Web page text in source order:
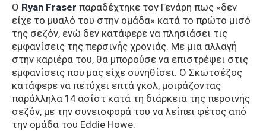
Ο Ryan Fraser παραδέχτηκε τον Γενάρη πως «δεν
είχε το μυαλό του στην ομάδα» κατά το πρώτο μισό
της σεζόν, ενώ δεν κατάφερε να πλησιάσει τις
εμφανίσεις της περσινής χρονιάς. Με μια αλλαγή
στην καριέρα του, θα μπορούσε να επιστρέψει στις
εμφανίσεις που μας είχε συνηθίσει. Ο Σκωτσέζος
κατάφερε να πετύχει επτά γκολ, μοιράζοντας
παράλληλα 14 ασίστ κατά τη διάρκεια της περσινής
σεζόν, με την συνεισφορά του να λείπει φέτος από
την ομάδα του Eddie Howe.